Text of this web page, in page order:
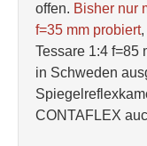
offen. Bisher nur
f=35 mm probiert,
Tessare 1:4 f=85
in Schweden
CONTAFLEX